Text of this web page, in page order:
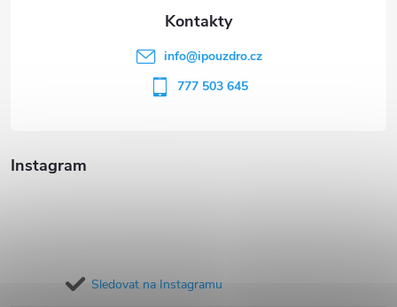
Instagram
Sledovat na Instagramu
info@ipouzdro.cz
777 503 645